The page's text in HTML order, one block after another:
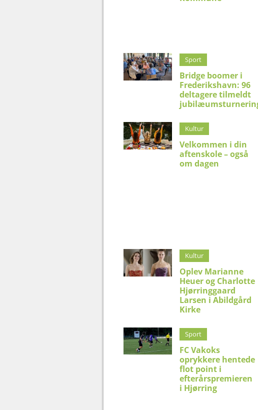
Sport
Bridge boomer i
Frederikshavn: 96
deltagere tilmeldt
Kultur
Velkommen i din
aftenskole – også
om dagen
Kultur
Oplev Marianne
Heuer og Charlotte
Hjørringgaard
Larsen i Abildgård
Kirke
Sport
FC Vakoks
oprykkere hentede
flot point i
efterårspremieren
i Hjørring